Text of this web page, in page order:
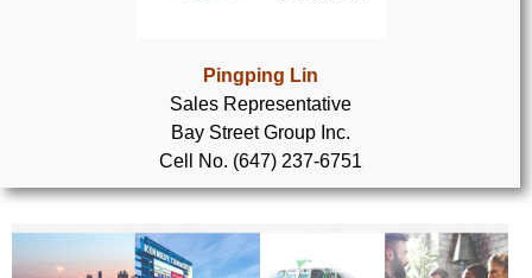
新居民
Pingping Lin
Sales Representative
Bay Street Group Inc.
Cell No. (647) 237-6751